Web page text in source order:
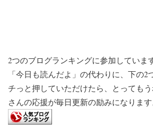
2つのブログランキングに参加しています
「今日も読んだよ」の代わりに、下の2
チっと押していただけたら、とっても
さんの応援が毎日更新の励みになります